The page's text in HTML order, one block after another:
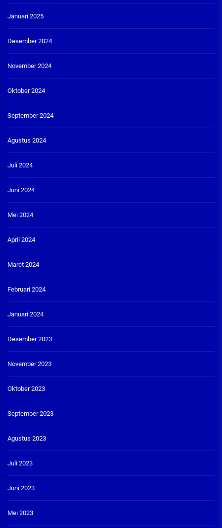
Januari 2025
Desember 2024
November 2024
Oktober 2024
September 2024
Agustus 2024
Juli 2024
Juni 2024
Mei 2024
April 2024
Maret 2024
Februari 2024
Januari 2024
Desember 2023
November 2023
Oktober 2023
September 2023
Agustus 2023
Juli 2023
Juni 2023
Mei 2023